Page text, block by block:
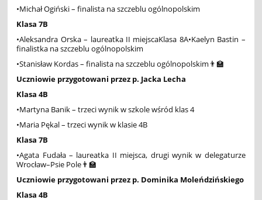
•Michał Ogiński – finalista na szczeblu ogólnopolskim
Klasa 7B
•Aleksandra Orska – laureatka II miejscaKlasa 8A•Kaelyn Bastin –
finalistka na szczeblu ogólnopolskim
•Stanisław Kordas – finalista na szczeblu ogólnopolskim👨‍🏫
Uczniowie przygotowani przez p. Jacka Lecha
Klasa 4B
•Martyna Banik – trzeci wynik w szkole wśród klas 4
•Maria Pękal – trzeci wynik w klasie 4B
Klasa 7B
•Agata Fudała – laureatka II miejsca, drugi wynik w delegaturze
Wrocław–Psie Pole👨‍🏫
Uczniowie przygotowani przez p. Dominika Moleńdzińskiego
Klasa 4B